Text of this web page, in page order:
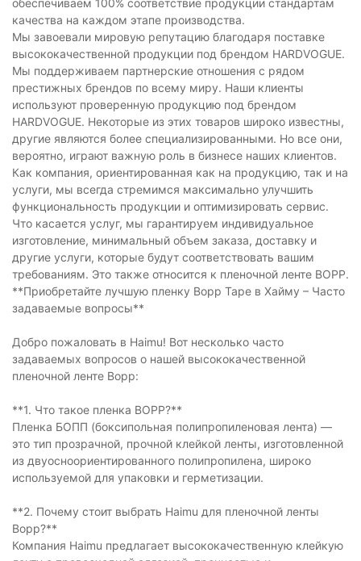
качества на каждом этапе производства.
Мы завоевали мировую репутацию благодаря поставке
высококачественной продукции под брендом HARDVOGUE.
Мы поддерживаем партнерские отношения с рядом
престижных брендов по всему миру. Наши клиенты
используют проверенную продукцию под брендом
HARDVOGUE. Некоторые из этих товаров широко известны,
другие являются более специализированными. Но все они,
вероятно, играют важную роль в бизнесе наших клиентов.
Как компания, ориентированная как на продукцию, так и на
услуги, мы всегда стремимся максимально улучшить
функциональность продукции и оптимизировать сервис.
Что касается услуг, мы гарантируем индивидуальное
изготовление, минимальный объем заказа, доставку и
другие услуги, которые будут соответствовать вашим
требованиям. Это также относится к пленочной ленте BOPP.
**Приобретайте лучшую пленку Bopp Tape в Хайму – Часто
задаваемые вопросы**
Добро пожаловать в Haimu! Вот несколько часто
задаваемых вопросов о нашей высококачественной
пленочной ленте Bopp:
**1. Что такое пленка BOPP?**
Пленка БОПП (боксипольная полипропиленовая лента) —
это тип прозрачной, прочной клейкой ленты, изготовленной
из двуосноориентированного полипропилена, широко
используемой для упаковки и герметизации.
**2. Почему стоит выбрать Haimu для пленочной ленты
Bopp?**
Компания Haimu предлагает высококачественную клейкую